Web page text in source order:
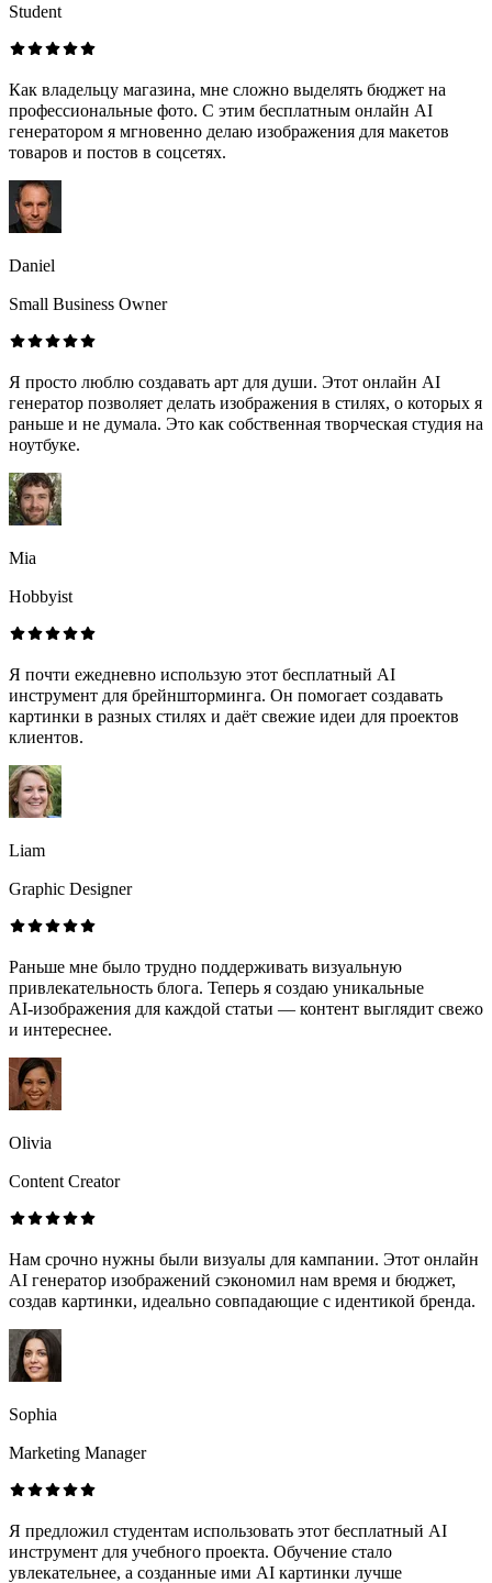
Student
Как владельцу магазина, мне сложно выделять бюджет на
профессиональные фото. С этим бесплатным онлайн AI
генератором я мгновенно делаю изображения для макетов
товаров и постов в соцсетях.
Daniel
Small Business Owner
Я просто люблю создавать арт для души. Этот онлайн AI
генератор позволяет делать изображения в стилях, о которых я
раньше и не думала. Это как собственная творческая студия на
ноутбуке.
Mia
Hobbyist
Я почти ежедневно использую этот бесплатный AI
инструмент для брейншторминга. Он помогает создавать
картинки в разных стилях и даёт свежие идеи для проектов
клиентов.
Liam
Graphic Designer
Раньше мне было трудно поддерживать визуальную
привлекательность блога. Теперь я создаю уникальные
AI‑изображения для каждой статьи — контент выглядит свежо
и интереснее.
Olivia
Content Creator
Нам срочно нужны были визуалы для кампании. Этот онлайн
AI генератор изображений сэкономил нам время и бюджет,
создав картинки, идеально совпадающие с идентикой бренда.
Sophia
Marketing Manager
Я предложил студентам использовать этот бесплатный AI
инструмент для учебного проекта. Обучение стало
увлекательнее, а созданные ими AI картинки лучше